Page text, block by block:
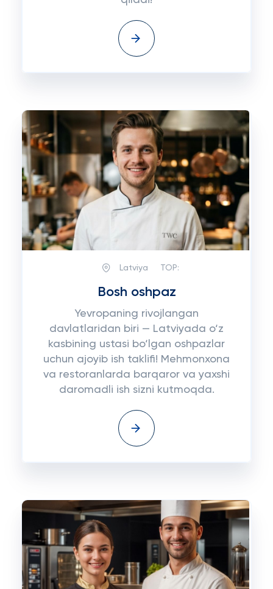
Latviya TOP:
Bosh oshpaz
Yevropaning rivojlangan
davlatlaridan biri — Latviyada o‘z
kasbining ustasi bo‘lgan oshpazlar
uchun ajoyib ish taklifi! Mehmonxona
va restoranlarda barqaror va yaxshi
daromadli ish sizni kutmoqda.